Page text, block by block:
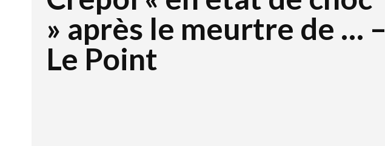
» après le meurtre de … –
Le Point